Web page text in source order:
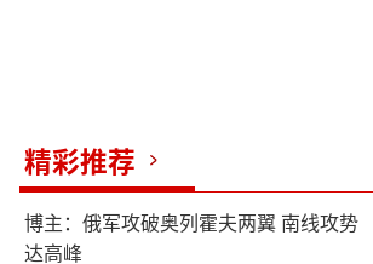
精彩推荐
博主：俄军攻破奥列霍夫两翼 南线攻势
达高峰